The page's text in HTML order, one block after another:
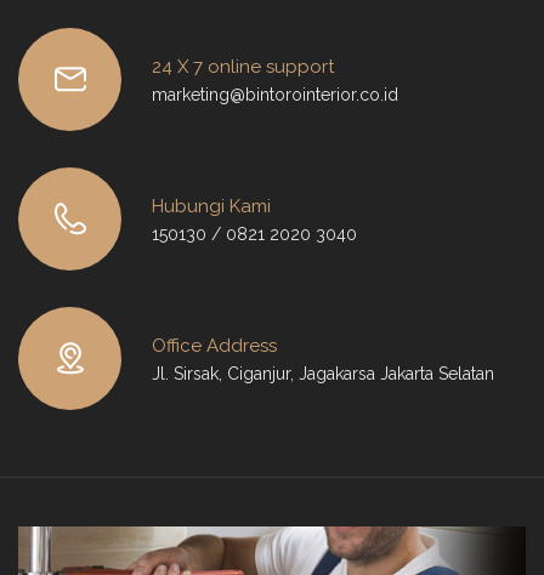
24 X 7 online support
marketing@bintorointerior.co.id
Hubungi Kami
150130 / 0821 2020 3040
Office Address
Jl. Sirsak, Ciganjur, Jagakarsa Jakarta Selatan